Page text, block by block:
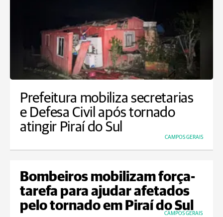
Prefeitura mobiliza secretarias
e Defesa Civil após tornado
atingir Piraí do Sul
CAMPOS GERAIS
Bombeiros mobilizam força-
tarefa para ajudar afetados
pelo tornado em Piraí do Sul
CAMPOS GERAIS